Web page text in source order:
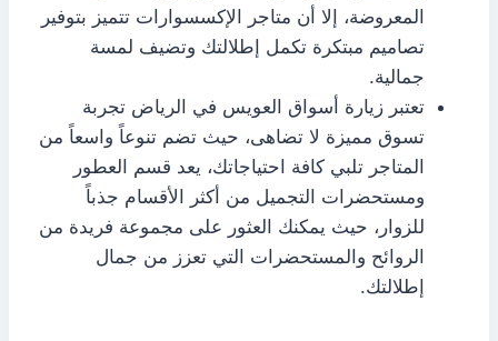
المعروضة، إلا أن متاجر الإكسسوارات تتميز بتوفير
تصاميم مبتكرة تكمل إطلالتك وتضيف لمسة
جمالية.
تعتبر زيارة أسواق العويس في الرياض تجربة
تسوق مميزة لا تضاهى، حيث تضم تنوعاً واسعاً من
المتاجر تلبي كافة احتياجاتك، يعد قسم العطور
ومستحضرات التجميل من أكثر الأقسام جذباً
للزوار، حيث يمكنك العثور على مجموعة فريدة من
الروائح والمستحضرات التي تعزز من جمال
إطلالتك.